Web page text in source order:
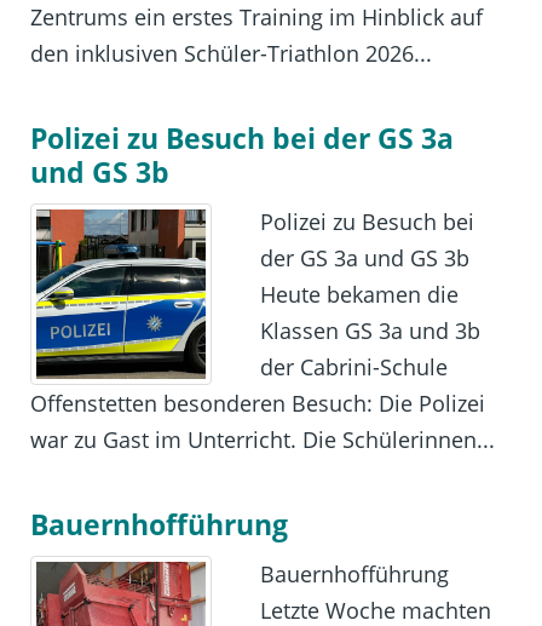
Zentrums ein erstes Training im Hinblick auf
den inklusiven Schüler-Triathlon 2026...
Polizei zu Besuch bei der GS 3a
und GS 3b
Polizei zu Besuch bei
der GS 3a und GS 3b
Heute bekamen die
Klassen GS 3a und 3b
der Cabrini-Schule
Offenstetten besonderen Besuch: Die Polizei
war zu Gast im Unterricht. Die Schülerinnen...
Bauernhofführung
Bauernhofführung
Letzte Woche machten